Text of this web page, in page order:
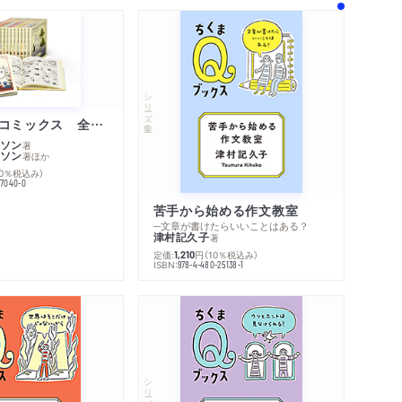
ムーミン・コミックス 全１４巻セット
ン著
ン著ほか
％税込み）
0
シリーズ・全集
苦手から始める作文教室
─文章が書けたらいいことはある？
津村記久子著
定価:1,210円 （10％税込み）
ISBN:978-4-480-25138-1
シリーズ・全集